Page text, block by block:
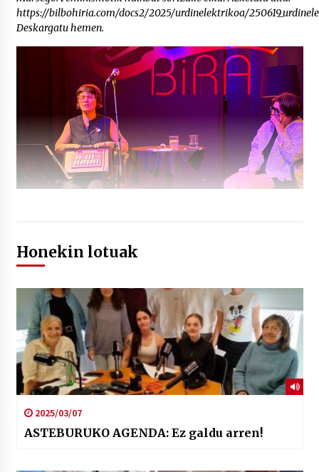
https://bilbohiria.com/docs2/2025/urdinelektrikoa/
Deskargatu hemen.
Honekin lotuak
2025/03/07
ASTEBURUKO AGENDA: Ez galdu arren!